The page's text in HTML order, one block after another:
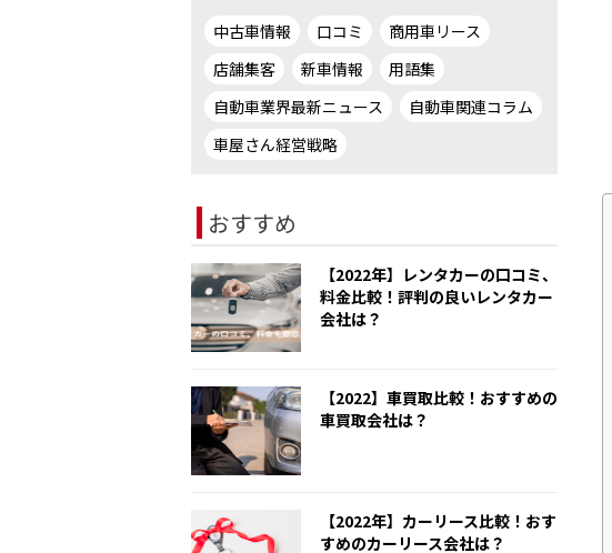
中古車情報 口コミ
商用車リース
店舗集客
新車情報
用語集
自動車業界最新ニュース
自動車関連コラム
車屋さん経営戦略
おすすめ
【2022年】レンタカーの口コミ、
料金比較！評判の良いレンタカー
会社は？
【2022】車買取比較！おすすめの
車買取会社は？
【2022年】カーリース比較！おす
すめのカーリース会社は？